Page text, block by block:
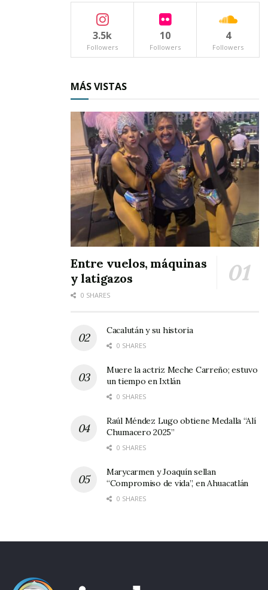
cabo en el marco de la Feria de Octubre.
3.5k
Followers
10
Followers
4
Followers
MÁS VISTAS
Entre vuelos, máquinas
y latigazos
0 SHARES
Cacalután y su historia
0 SHARES
Muere la actriz Meche Carreño; estuvo
un tiempo en Ixtlán
0 SHARES
Raúl Méndez Lugo obtiene Medalla “Alí
Chumacero 2025”
0 SHARES
Marycarmen y Joaquín sellan
“Compromiso de vida”, en Ahuacatlán
0 SHARES